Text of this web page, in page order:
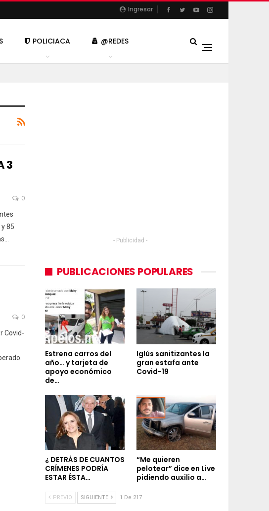
Ingresar
POLICIACA @REDES
3
0
85
0
Covid-
- Publicidad -
PUBLICACIONES POPULARES
Estrena carros del
año… y tarjeta de
apoyo económico
de…
Iglús sanitizantes la
gran estafa ante
Covid-19
¿ DETRÁS DE CUANTOS
CRÍMENES PODRÍA
ESTAR ÉSTA…
“Me quieren
pelotear” dice en Live
pidiendo auxilio a…
PREVIO SIGUIENTE 1 De 217